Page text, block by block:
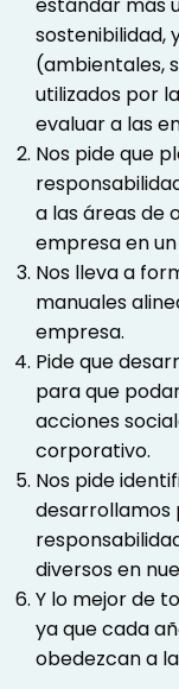
sostenibilidad,
(ambientales,
utilizados por
evaluar a las
Nos pide que
a las áreas de
empresa en
Nos lleva a
manuales
empresa.
Pide que
para que
acciones
corporativo.
Nos pide
desarrollamos
diversos en
Y lo mejor de
ya que cada
obedezcan a